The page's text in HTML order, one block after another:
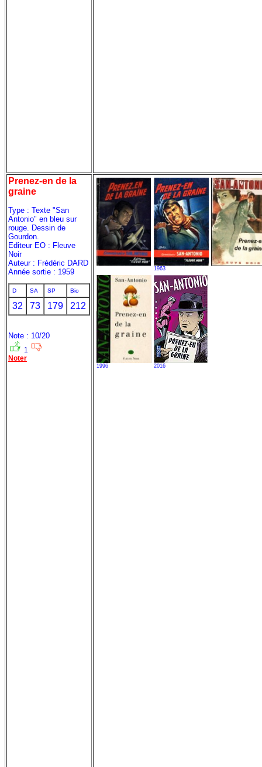
Prenez-en de la
graine
Type : Texte "San
Antonio" en bleu sur
rouge. Dessin de
Gourdon.
Editeur EO : Fleuve
Noir
Auteur : Frédéric DARD
Année sortie : 1959
D SA SP Bio
32 73 179 212
Note : 10/20
1
Noter
1963
1996 2016